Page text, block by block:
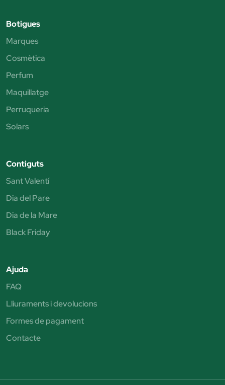
Botigues
Marques
Cosmètica
Perfum
Maquillatge
Perruqueria
Solars
Contiguts
Sant Valentí
Dia del Pare
Dia de la Mare
Black Friday
Ajuda
FAQ
Lliuraments i devolucions
Formes de pagament
Contacte